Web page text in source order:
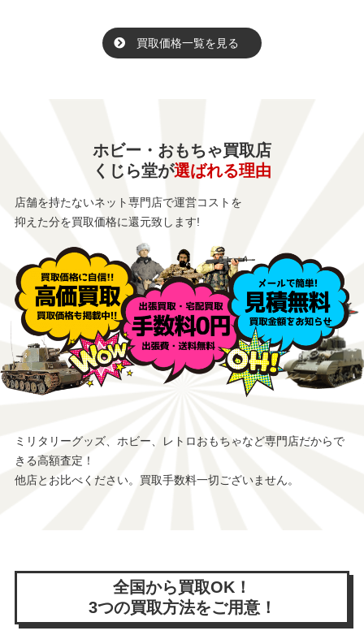
買取価格一覧を見る
ホビー・おもちゃ買取店
くじら堂が選ばれる理由
店舗を持たないネット専門店で運営コストを
抑えた分を買取価格に還元致します!
ミリタリーグッズ、ホビー、レトロおもちゃなど専門店だからで
きる高額査定！
他店とお比べください。買取手数料一切ございません。
全国から買取OK！
3つの買取方法をご用意！